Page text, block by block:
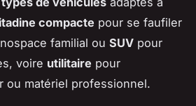
compacte pour se faufiler
familial ou SUV pour
voire utilitaire pour
ou matériel professionnel.